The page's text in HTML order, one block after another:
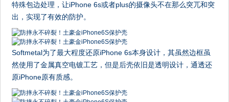
特殊包边处理，让iPhone 6s或者plus的摄像头不在那么突兀和突
出，实现了有效的防护。
Softmetal为了最大程度还原iPhone 6s本身设计，其虽然边框虽
然使用了金属真空电镀工艺，但是后壳依旧是透明设计，通透还
原iPhone原有质感。